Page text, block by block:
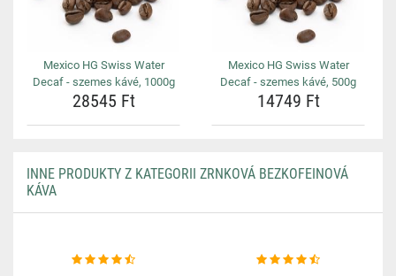
Mexico HG Swiss Water
Decaf - szemes kávé, 1000g
28545 Ft
Mexico HG Swiss Water
Decaf - szemes kávé, 500g
14749 Ft
INNE PRODUKTY Z KATEGORII ZRNKOVÁ BEZKOFEINOVÁ
KÁVA